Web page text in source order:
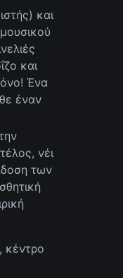
και
και
Ένα
έναν
νέι
των
κέντρο